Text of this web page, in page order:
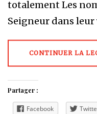
totalement Les
Seigneur dans leur
CONTINUER LA
Partager :
Facebook